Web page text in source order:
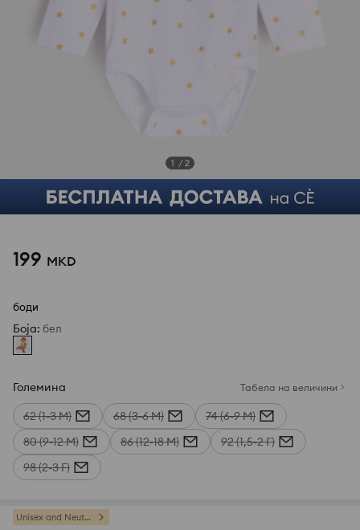
1 / 2
199 MKD
боди
Боја: бел
Големина Табела на величини
62 (1-3 М) 68 (3-6 М)
74 (6-9 М)
80 (9-12 М)
86 (12-18 М)
92 (1,5-2 Г)
98 (2-3 Г)
Unisex and Neutral